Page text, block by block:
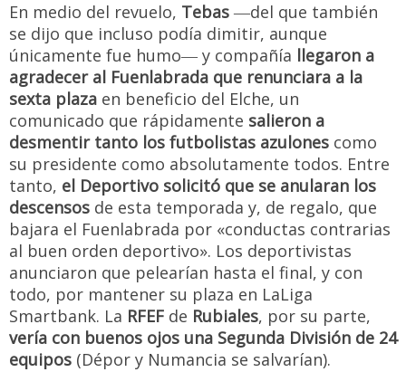
En medio del revuelo, Tebas ―del que también
se dijo que incluso podía dimitir, aunque
únicamente fue humo― y compañía llegaron a
agradecer al Fuenlabrada que renunciara a la
sexta plaza en beneficio del Elche, un
comunicado que rápidamente salieron a
desmentir tanto los futbolistas azulones como
su presidente como absolutamente todos. Entre
tanto, el Deportivo solicitó que se anularan los
descensos de esta temporada y, de regalo, que
bajara el Fuenlabrada por «conductas contrarias
al buen orden deportivo». Los deportivistas
anunciaron que pelearían hasta el final, y con
todo, por mantener su plaza en LaLiga
Smartbank. La RFEF de Rubiales, por su parte,
vería con buenos ojos una Segunda División de 24
equipos (Dépor y Numancia se salvarían).